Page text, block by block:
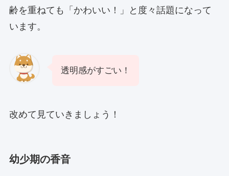
齢を重ねても「かわいい！」と度々話題になって
います。
透明感がすごい！
改めて見ていきましょう！
幼少期の香音